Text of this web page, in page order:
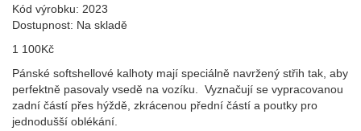
Kód výrobku: 2023
Dostupnost: Na skladě
1 100Kč
Pánské softshellové kalhoty mají speciálně navržený střih tak, aby
perfektně pasovaly vsedě na vozíku. Vyznačují se vypracovanou
zadní částí přes hýždě, zkrácenou přední částí a poutky pro
jednodušší oblékání.